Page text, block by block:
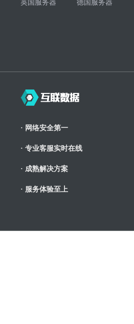
英国服务器 德国服务器
· 网络安全第一
· 专业客服实时在线
· 成熟解决方案
· 服务体验至上